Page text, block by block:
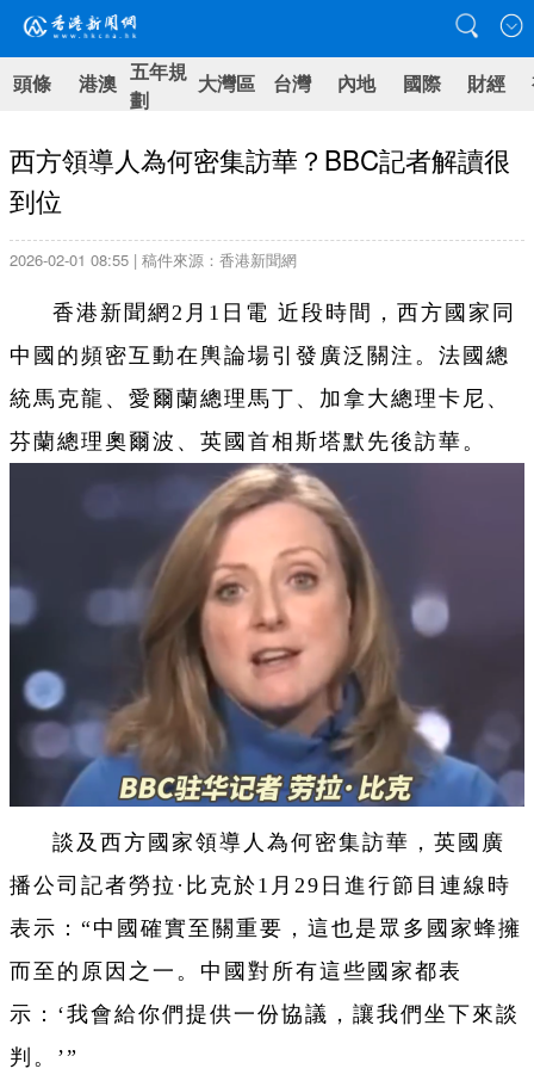
頭條 港澳 五年規
劃
大灣區 台灣 內地 國際 財經
西方領導人為何密集訪華？BBC記者解讀很
到位
2026-02-01 08:55 | 稿件來源：香港新聞網
香港新聞網2月1日電 近段時間，西方國家同
中國的頻密互動在輿論場引發廣泛關注。法國總
統馬克龍、愛爾蘭總理馬丁、加拿大總理卡尼、
芬蘭總理奧爾波、英國首相斯塔默先後訪華。
談及西方國家領導人為何密集訪華，英國廣
播公司記者勞拉·比克於1月29日進行節目連線時
表示：“中國確實至關重要，這也是眾多國家蜂擁
而至的原因之一。中國對所有這些國家都表
示：‘我會給你們提供一份協議，讓我們坐下來談
判。’”